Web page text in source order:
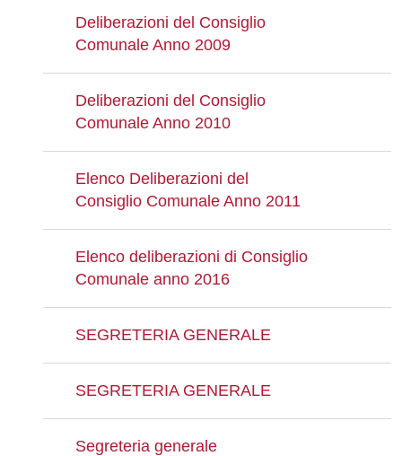
Deliberazioni del Consiglio
Comunale Anno 2009
Deliberazioni del Consiglio
Comunale Anno 2010
Elenco Deliberazioni del
Consiglio Comunale Anno 2011
Elenco deliberazioni di Consiglio
Comunale anno 2016
SEGRETERIA GENERALE
SEGRETERIA GENERALE
Segreteria generale